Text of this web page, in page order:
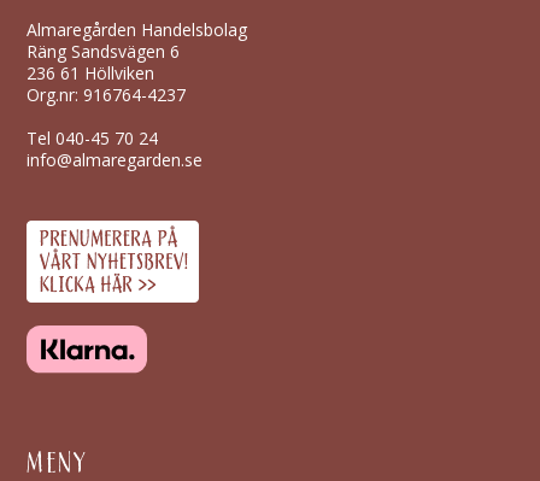
Almaregården Handelsbolag
Räng Sandsvägen 6
236 61 Höllviken
Org.nr: 916764-4237
Tel040-45 70 24
info@almaregarden.se
MENY